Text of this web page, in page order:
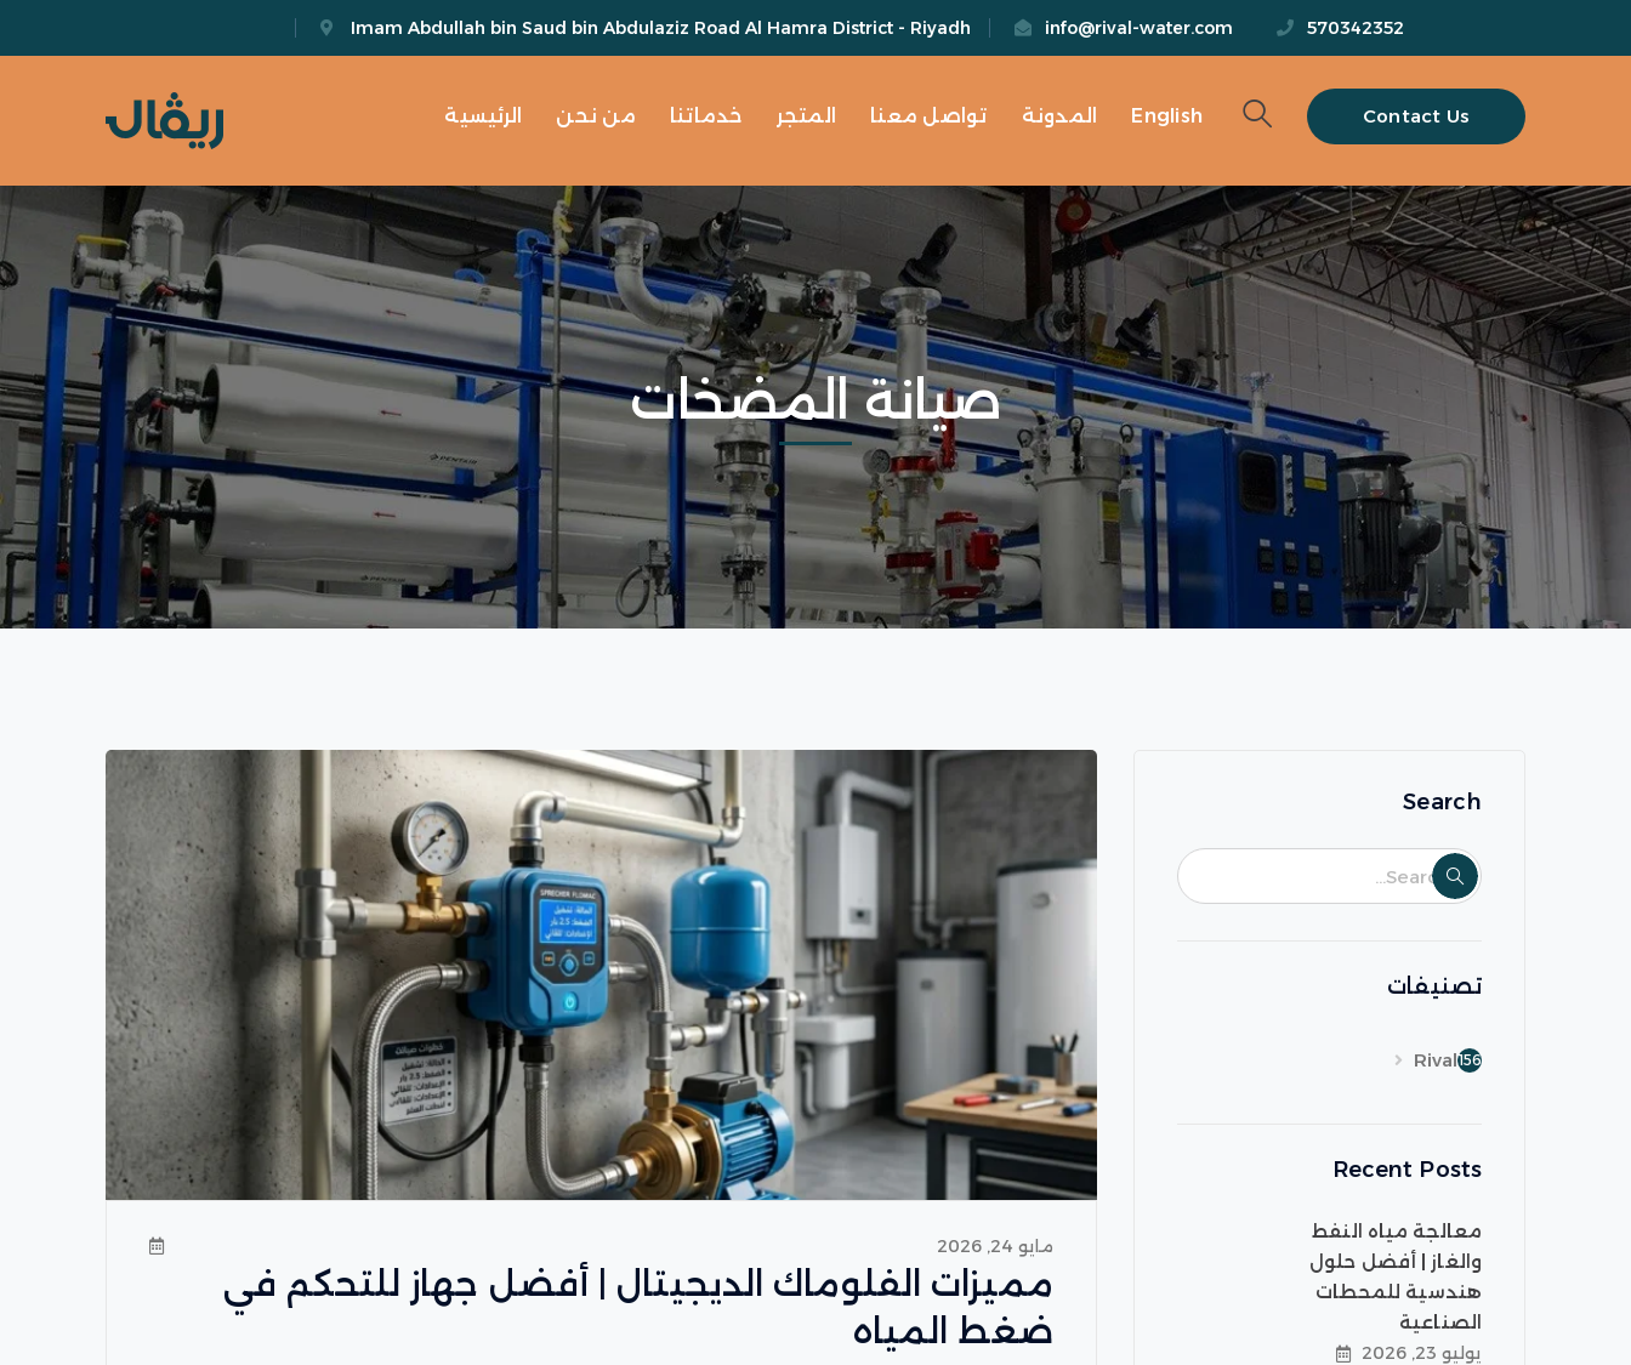
570342352
info@rival-water.com
Imam Abdullah bin Saud bin Abdulaziz Road Al Hamra District - Riyadh
Contact Us الرئيسية من نحن خدماتنا المتجر تواصل معنا المدونة English
صيانة المضخات
مايو 24, 2026
مميزات الفلوماك الديجيتال | أفضل جهاز للتحكم في
ضغط المياه
Search
تصنيفات
Rival156
Recent Posts
معالجة مياه النفط
والغاز | أفضل حلول
هندسية للمحطات
الصناعية
يوليو 23, 2026